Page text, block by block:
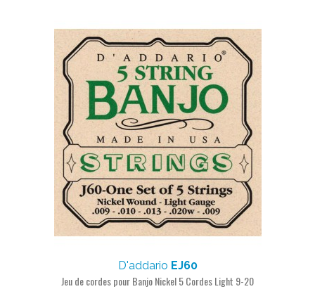
D'addario EJ60
Jeu de cordes pour Banjo Nickel 5 Cordes Light 9-20